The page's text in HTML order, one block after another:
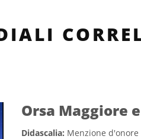
Orsa Maggiore
Didascalia: Menzione d'onore